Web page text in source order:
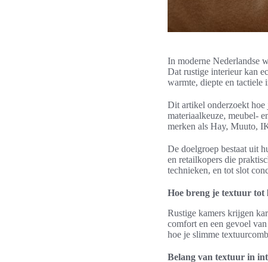
In moderne Nederlandse
Dat rustige interieur kan
warmte, diepte en tactiele
Dit artikel onderzoekt
materiaalkeuze, meubel-
merken als Hay, Muuto,
De doelgroep bestaat uit
en retailkopers die
technieken, en tot slot
Hoe breng je textuur tot
Rustige kamers krijgen
comfort en een gevoel
hoe je slimme
Belang van textuur in